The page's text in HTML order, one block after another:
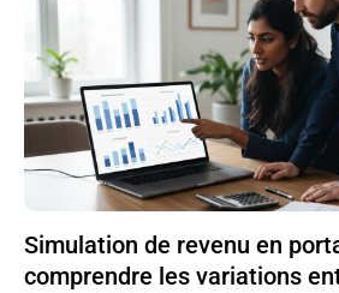
Simulation de revenu en
comprendre les variations